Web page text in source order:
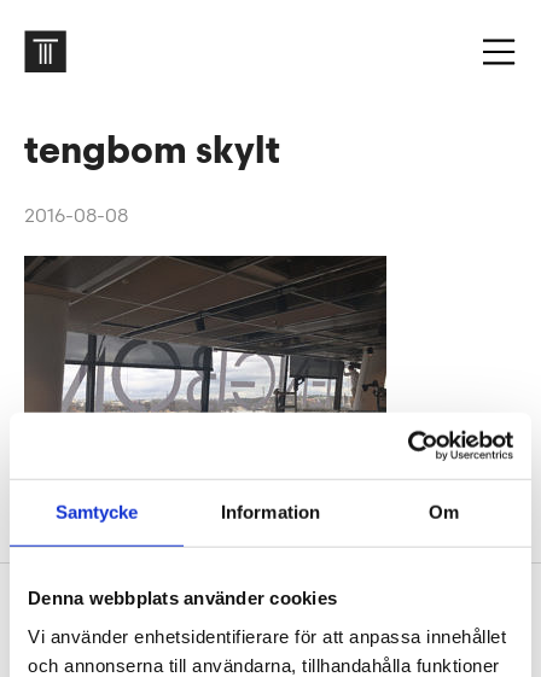
Samtycke Information Om
Denna webbplats använder cookies
Vi använder enhetsidentifierare för att anpassa innehållet
och annonserna till användarna, tillhandahålla funktioner
tengbom skylt
2016-08-08
Sidfot
Vår historia
1906 tog oss dit vi är idag. Varsågod att förkovra.